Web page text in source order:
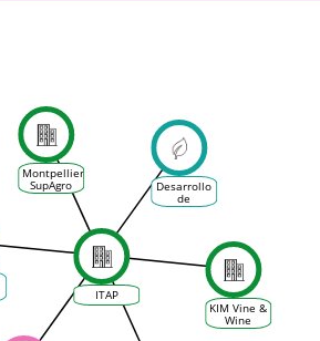
ITAP
Montpellier
SupAgro Desarrollo
de
herramientas
hídrico de
la vid
KIM Vine &
Wine
Sciences